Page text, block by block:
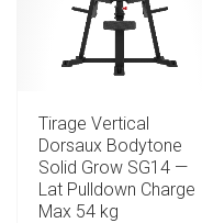
Tirage Vertical
Dorsaux Bodytone
Solid Grow SG14 —
Lat Pulldown Charge
Max 54 kg